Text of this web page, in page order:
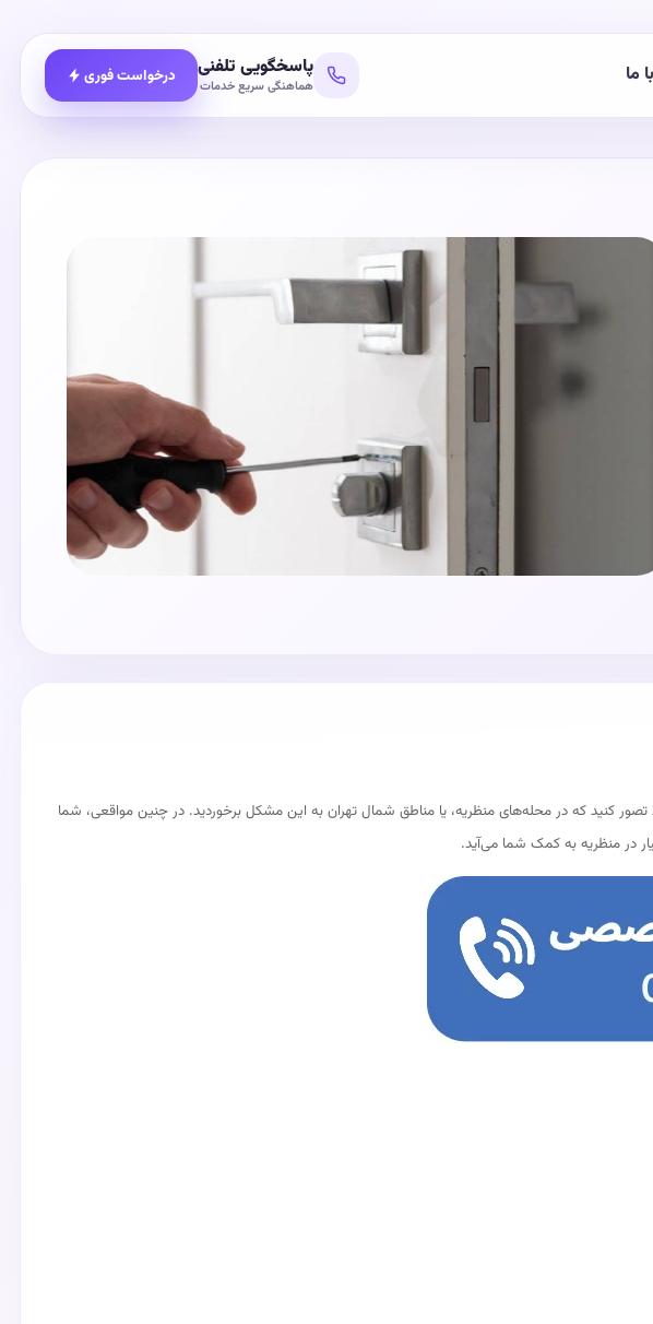
ما پاسخگویی تلفنی
هماهنگی سریع خدمات درخواست فوری
تصور کنید که در محله‌های منظریه، یا مناطق شمال تهران به این مشکل برخوردید. در چنین مواقعی، شما
در منظریه به کمک شما می‌آید.